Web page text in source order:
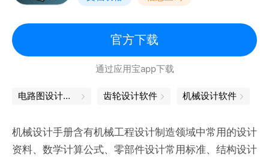
③公式支持云端存储，解决更换手机，软件安装卸
载，内存不足导致公式丢失问题
3、【计算器】内置功能完善的科学计算器，满足各种
计算要求：
②提供正反三角函数计算，度分
官方下载
通过应用宝app下载
电路图设计软件 齿轮设计软件 机械设计软件
机械设计手册含有机械工程设计制造领域中常用的设计
资料、数学计算公式、零部件设计常用标准、结构设计